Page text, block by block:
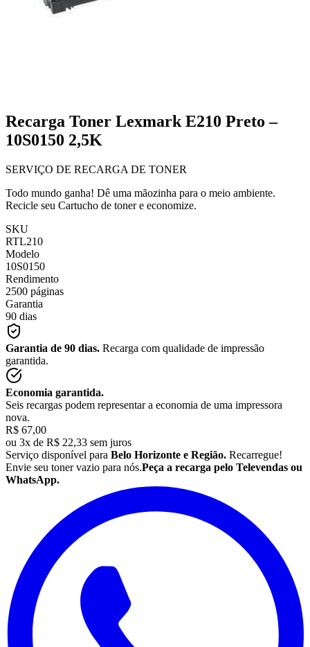
Recarga Toner Lexmark E210 Preto –
10S0150 2,5K
SERVIÇO DE RECARGA DE TONER
Todo mundo ganha! Dê uma mãozinha para o meio ambiente.
Recicle seu Cartucho de toner e economize.
SKU
RTL210
Modelo
10S0150
Rendimento
2500 páginas
Garantia
90 dias
Garantia de 90 dias. Recarga com qualidade de impressão
garantida.
Economia garantida.
Seis recargas podem representar a economia de uma impressora
nova.
R$ 67,00
ou 3x de R$ 22,33 sem juros
Serviço disponível para Belo Horizonte e Região. Recarregue!
Envie seu toner vazio para nós.Peça a recarga pelo Televendas ou
WhatsApp.